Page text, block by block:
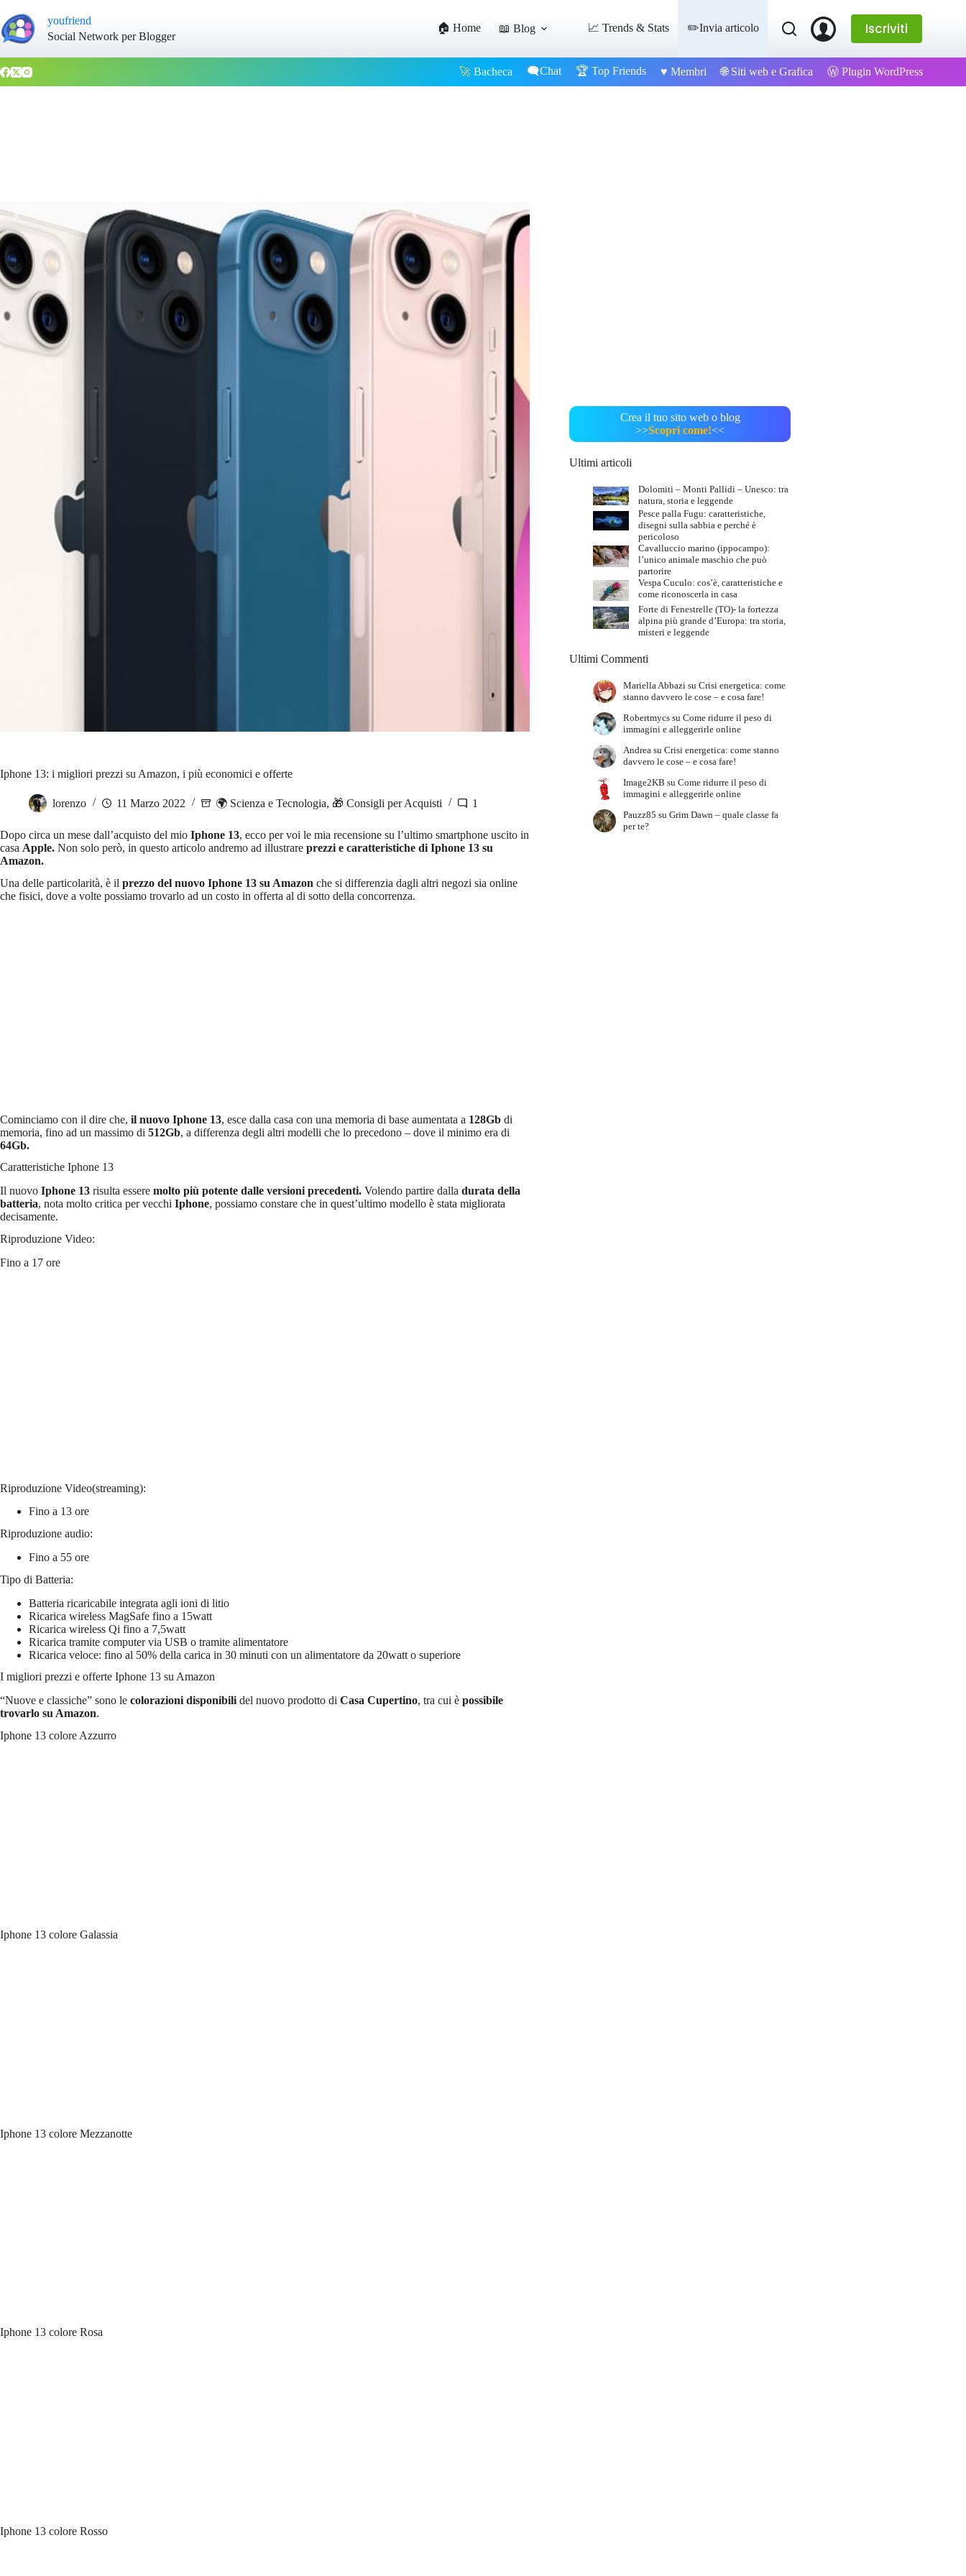
youfriend
Social Network per Blogger
🏠 Home 📖 Blog 📈 Trends & Stats ✏️Invia articolo Iscriviti
🚀 Bacheca 🗨️Chat 🏆 Top Friends ♥️ Membri 🌐 Siti web e Grafica Ⓦ Plugin WordPress
Iphone 13: i migliori prezzi su Amazon, i più economici e offerte
lorenzo 11 Marzo 2022 🌍 Scienza e Tecnologia, 🎁 Consigli per Acquisti 1
Dopo circa un mese dall’acquisto del mio Iphone 13, ecco per voi le mia recensione su l’ultimo smartphone uscito in
casa Apple. Non solo però, in questo articolo andremo ad illustrare prezzi e caratteristiche di Iphone 13 su
Amazon.
Una delle particolarità, è il prezzo del nuovo Iphone 13 su Amazon che si differenzia dagli altri negozi sia online
che fisici, dove a volte possiamo trovarlo ad un costo in offerta al di sotto della concorrenza.
Cominciamo con il dire che, il nuovo Iphone 13, esce dalla casa con una memoria di base aumentata a 128Gb di
memoria, fino ad un massimo di 512Gb, a differenza degli altri modelli che lo precedono – dove il minimo era di
64Gb.
Caratteristiche Iphone 13
Il nuovo Iphone 13 risulta essere molto più potente dalle versioni precedenti. Volendo partire dalla durata della
batteria, nota molto critica per vecchi Iphone, possiamo constare che in quest’ultimo modello è stata migliorata
decisamente.
Riproduzione Video:
Fino a 17 ore
Riproduzione Video(streaming):
Fino a 13 ore
Riproduzione audio:
Fino a 55 ore
Tipo di Batteria:
Batteria ricaricabile integrata agli ioni di litio
Ricarica wireless MagSafe fino a 15watt
Ricarica wireless Qi fino a 7,5watt
Ricarica tramite computer via USB o tramite alimentatore
Ricarica veloce: fino al 50% della carica in 30 minuti con un alimentatore da 20watt o superiore
I migliori prezzi e offerte Iphone 13 su Amazon
“Nuove e classiche” sono le colorazioni disponibili del nuovo prodotto di Casa Cupertino, tra cui è possibile
trovarlo su Amazon.
Iphone 13 colore Azzurro
Iphone 13 colore Galassia
Iphone 13 colore Mezzanotte
Iphone 13 colore Rosa
Iphone 13 colore Rosso
Crea il tuo sito web o blog
>>Scopri come!<<
Ultimi articoli
Dolomiti – Monti Pallidi – Unesco: tra
natura, storia e leggende
Pesce palla Fugu: caratteristiche,
disegni sulla sabbia e perché è
pericoloso
Cavalluccio marino (ippocampo):
l’unico animale maschio che può
partorire
Vespa Cuculo: cos’è, caratteristiche e
come riconoscerla in casa
Forte di Fenestrelle (TO)- la fortezza
alpina più grande d’Europa: tra storia,
misteri e leggende
Ultimi Commenti
Mariella Abbazi su Crisi energetica: come
stanno davvero le cose – e cosa fare!
Robertmycssu Come ridurre il peso di
immagini e alleggerirle online
Andrea su Crisi energetica: come stanno
davvero le cose – e cosa fare!
Image2KB su Come ridurre il peso di
immagini e alleggerirle online
Pauzz85 su Grim Dawn – quale classe fa
per te?